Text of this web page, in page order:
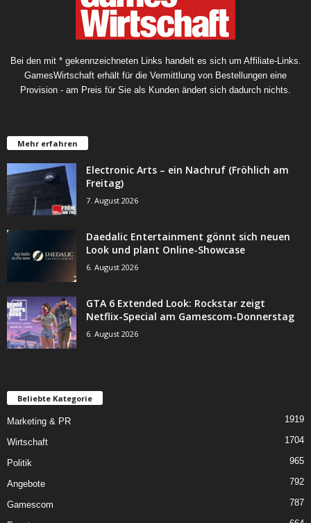
Bei den mit * gekennzeichneten Links handelt es sich um Affiliate-Links.
GamesWirtschaft erhält für die Vermittlung von Bestellungen eine
Provision - am Preis für Sie als Kunden ändert sich dadurch nichts.
Mehr erfahren
Electronic Arts – ein Nachruf (Fröhlich am
Freitag)
7. August 2026
Daedalic Entertainment gönnt sich neuen
Look und plant Online-Showcase
6. August 2026
GTA 6 Extended Look: Rockstar zeigt
Netflix-Special am Gamescom-Donnerstag
6. August 2026
Beliebte Kategorie
Marketing & PR 1919
Wirtschaft 1704
Politik 965
Angebote 792
Gamescom 787